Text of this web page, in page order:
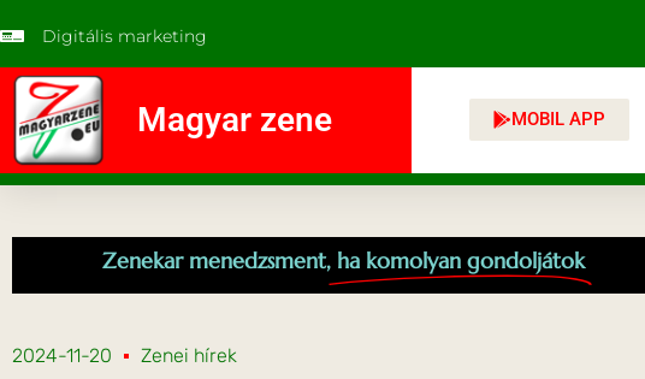
Digitális marketing
Magyar zene MOBIL APP
Zenekar menedzsment, ha komolyan gondoljátok
2024-11-20 Zenei hírek